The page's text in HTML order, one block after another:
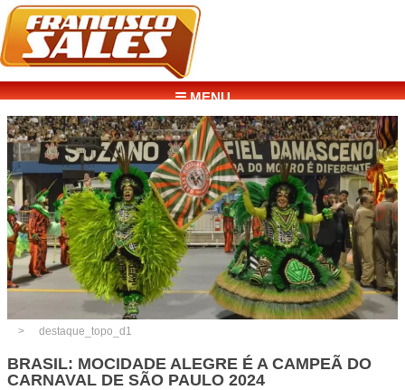
☰ MENU
destaque_topo_d1
BRASIL: MOCIDADE ALEGRE É A CAMPEÃ DO
CARNAVAL DE SÃO PAULO 2024